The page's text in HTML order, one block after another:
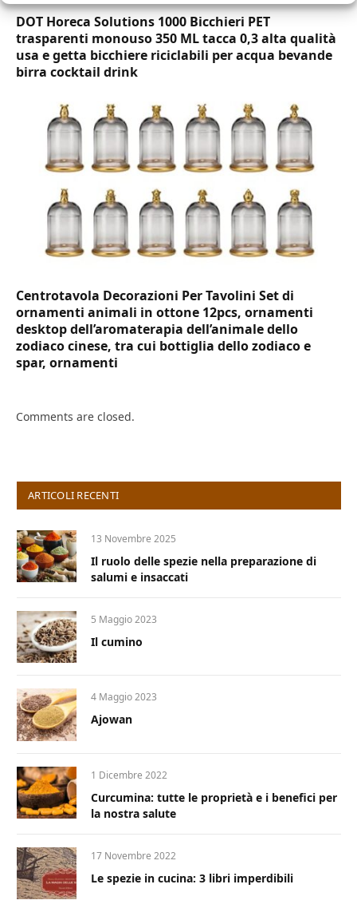
DOT Horeca Solutions 1000 Bicchieri PET
trasparenti monouso 350 ML tacca 0,3 alta qualità
usa e getta bicchiere riciclabili per acqua bevande
birra cocktail drink
Centrotavola Decorazioni Per Tavolini Set di
ornamenti animali in ottone 12pcs, ornamenti
desktop dell’aromaterapia dell’animale dello
zodiaco cinese, tra cui bottiglia dello zodiaco e
spar, ornamenti
Comments are closed.
ARTICOLI RECENTI
13 Novembre 2025
Il ruolo delle spezie nella preparazione di
salumi e insaccati
5 Maggio 2023
Il cumino
4 Maggio 2023
Ajowan
1 Dicembre 2022
Curcumina: tutte le proprietà e i benefici per
la nostra salute
17 Novembre 2022
Le spezie in cucina: 3 libri imperdibili